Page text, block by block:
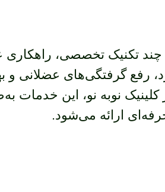
چند تکنیک تخصصی،
رفع گرفتگی‌های عضلانی و
نوبه نو، این خدمات
ارائه می‌شود.